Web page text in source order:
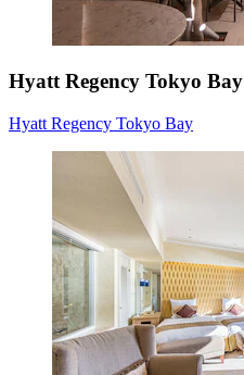
Hyatt Regency Tokyo Bay
Hyatt Regency Tokyo Bay